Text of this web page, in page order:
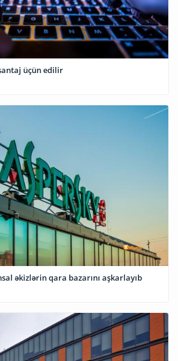
üçün edilir
əkizlərin qara bazarını aşkarlayıb